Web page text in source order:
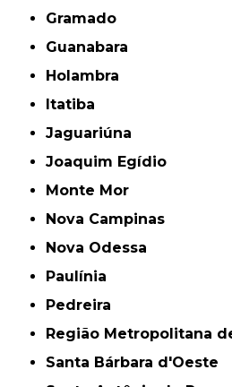
Gramado
Guanabara
Holambra
Itatiba
Jaguariúna
Joaquim Egídio
Monte Mor
Nova Campinas
Nova Odessa
Paulínia
Pedreira
Região Metropolitana
Santa Bárbara d'Oeste